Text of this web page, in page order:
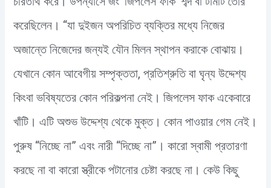
করেছিলেন। “যা দুইজন অপরিচিত ব্যক্তির মধ্যে নিজের
অজান্তে নিজেদের জন্যই যৌন মিলন স্থাপন করাকে বোঝায়।
যেখানে কোন আবেগীয় সম্পৃক্ততা, প্রতিশ্রুতি বা ঘৃন্য উদ্দেশ্য
কিংবা ভবিষ্যতের কোন পরিকল্পনা নেই। জিপলেস ফাক একেবারে
খাঁটি। এটি অশুভ উদ্দেশ্য থেকে মুক্ত। কোন পাওয়ার গেম নেই।
পুরুষ “নিচ্ছে না” এবং নারী “দিচ্ছে না”। কারো স্বামী প্রতারণা
করছে না বা কারো স্ত্রীকে পটানোর চেষ্টা করছে না। কেউ কিছু